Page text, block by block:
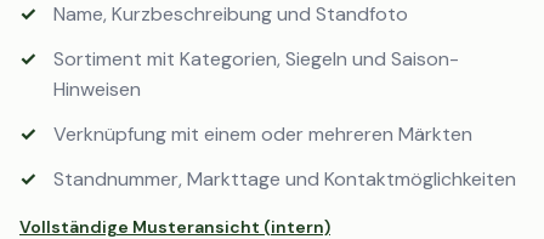
Name, Kurzbeschreibung und Standfoto
Sortiment mit Kategorien, Siegeln und Saison-
Hinweisen
Verknüpfung mit einem oder mehreren Märkten
Standnummer, Markttage und Kontaktmöglichkeiten
Vollständige Musteransicht (intern)